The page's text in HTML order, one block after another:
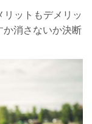
ットもデメリッ
か消さないか決断